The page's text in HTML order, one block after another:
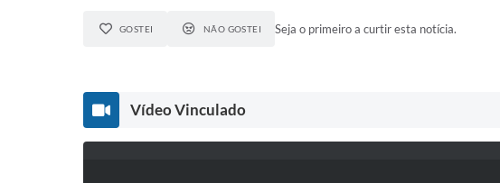
GOSTEI NÃO GOSTEI Seja o primeiro a curtir esta notícia.
Vídeo Vinculado